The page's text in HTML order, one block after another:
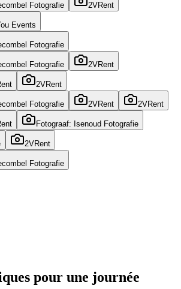
Fotografie 2VRent
Events
Fotografie
Fotografie 2VRent
2VRent
Fotografie 2VRent 2VRent
Fotograaf: Isenoud Fotografie
2VRent
Fotografie
pour une journée